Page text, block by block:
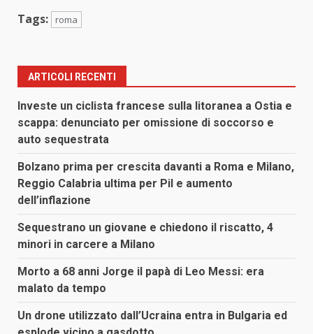
Tags: roma
ARTICOLI RECENTI
Investe un ciclista francese sulla litoranea a Ostia e
scappa: denunciato per omissione di soccorso e
auto sequestrata
Bolzano prima per crescita davanti a Roma e Milano,
Reggio Calabria ultima per Pil e aumento
dell’inflazione
Sequestrano un giovane e chiedono il riscatto, 4
minori in carcere a Milano
Morto a 68 anni Jorge il papà di Leo Messi: era
malato da tempo
Un drone utilizzato dall’Ucraina entra in Bulgaria ed